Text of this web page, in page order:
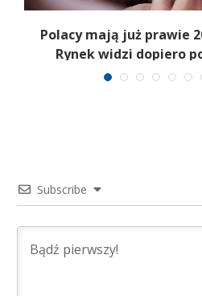
Polacy mają już prawie
Rynek widzi dopiero
Subscribe